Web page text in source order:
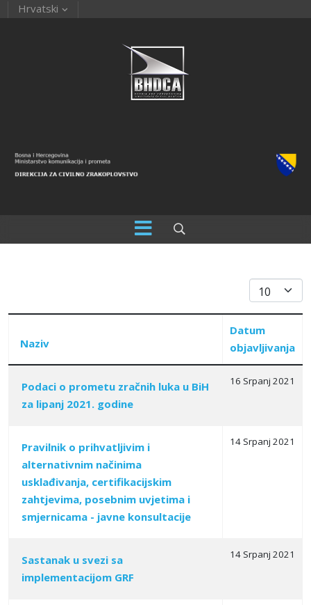
Hrvatski
Prikaz #
Articles
Naziv
Datum
objavljivanja
Podaci o prometu zračnih luka u BiH
za lipanj 2021. godine
16 Srpanj 2021
Pravilnik o prihvatlјivim i
alternativnim načinima
usklađivanja, certifikacijskim
zahtjevima, posebnim uvjetima i
smjernicama - javne konsultacije
14 Srpanj 2021
Sastanak u svezi sa
implementacijom GRF
14 Srpanj 2021